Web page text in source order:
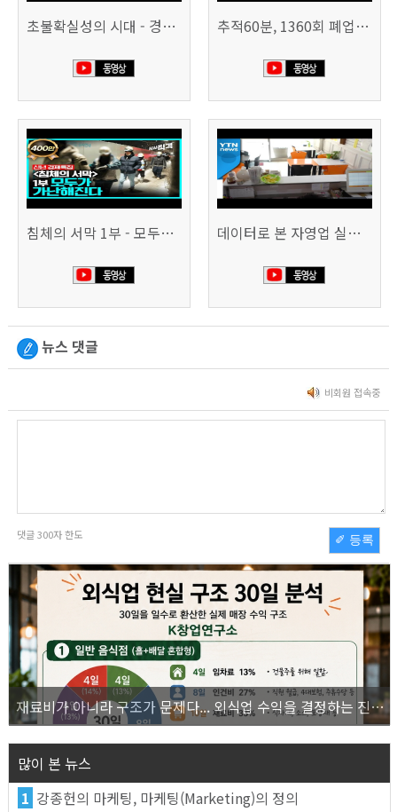
초불확실성의 시대 - 경제를 구하라 494회 (KBS 25.2.11) 추적60분, 1360회 폐업의 시대, 위기의 자영업자
침체의 서막 1부 - 모두가 가난해진다 | 시사직격 신년특집 데이터로 본 자영업 실태 - 매출 '뚝', 장수 업소도 '휘청'
뉴스 댓글
비회원 접속중
댓글300자 한도 ✐ 등록
재료비가 아니라 구조가 문제다... 외식업 수익을 결정하는 진짜 숫자의 비밀
많이 본 뉴스
1 강종헌의 마케팅, 마케팅(Marketing)의 정의